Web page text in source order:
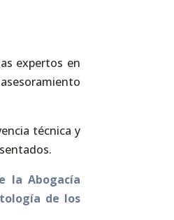
expertos en
técnica y
la Abogacía
de los